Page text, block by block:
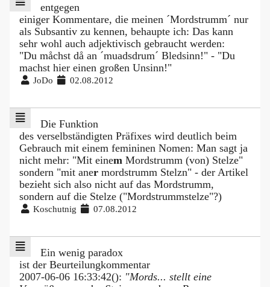
entgegen
einiger Kommentare, die meinen ´Mordstrumm´ nur
als Subsantiv zu kennen, behaupte ich: Das kann
sehr wohl auch adjektivisch gebraucht werden:
"Du måchst då an ´muadsdrum´ Bledsinn!" - "Du
machst hier einen großen Unsinn!"
JoDo 02.08.2012
Die Funktion
des verselbständigten Präfixes wird deutlich beim
Gebrauch mit einem femininen Nomen: Man sagt ja
nicht mehr: "Mit einem Mordstrumm (von) Stelze"
sondern "mit aner mordstrumm Stelzn" - der Artikel
bezieht sich also nicht auf das Mordstrumm,
sondern auf die Stelze ("Mordstrummstelze"?)
Koschutnig 07.08.2012
Ein wenig paradox
ist der Beurteilungkommentar
2007-06-06 16:33:42(): "Mords... stellt eine